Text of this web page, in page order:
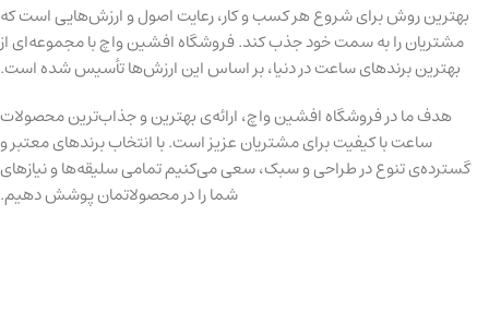
بهترین روش برای شروع هر کسب و کار، رعایت اصول و ارزش‌هایی است که
مشتریان را به سمت خود جذب کند. فروشگاه افشین واچ با مجموعه‌ای از
بهترین برندهای ساعت در دنیا، بر اساس این ارزش‌ها تأسیس شده است.
هدف ما در فروشگاه افشین واچ، ارائه‌ی بهترین و جذاب‌ترین محصولات
ساعت با کیفیت برای مشتریان عزیز است. با انتخاب برندهای معتبر و
گسترده‌ی تنوع در طراحی و سبک، سعی می‌کنیم تمامی سلیقه‌ها و نیازهای
شما را در محصولاتمان پوشش دهیم.